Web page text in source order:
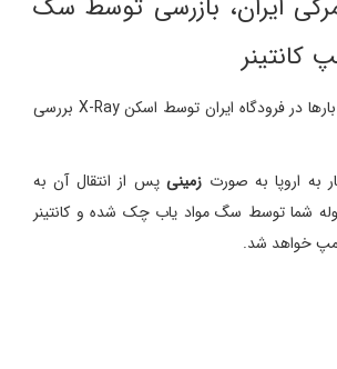
کانتینر
بارها در فرودگاه ایران توسط اسکن X-Ray بررسی
به اروپا به صورت زمینیپس از انتقال آن به
شما توسط سگ مواد یاب چک شده و کانتینر
خواهد شد.